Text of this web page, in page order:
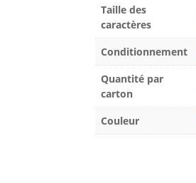
Taille des
caractères
Conditionnement
Quantité par
carton
Couleur